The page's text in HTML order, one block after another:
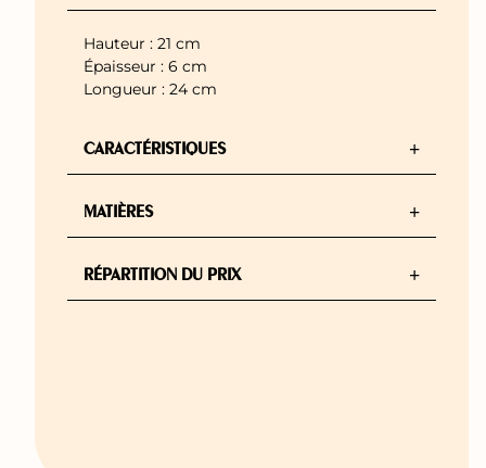
Hauteur : 21 cm
Épaisseur : 6 cm
Longueur : 24 cm
CARACTÉRISTIQUES +
MATIÈRES +
RÉPARTITION DU PRIX +